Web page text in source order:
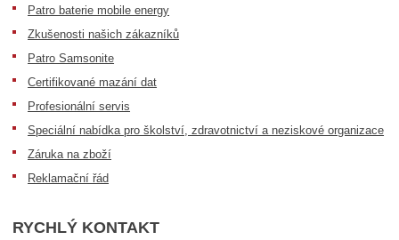
Patro baterie mobile energy
Zkušenosti našich zákazníků
Patro Samsonite
Certifikované mazání dat
Profesionální servis
Speciální nabídka pro školství, zdravotnictví a neziskové organizace
Záruka na zboží
Reklamační řád
RYCHLÝ KONTAKT